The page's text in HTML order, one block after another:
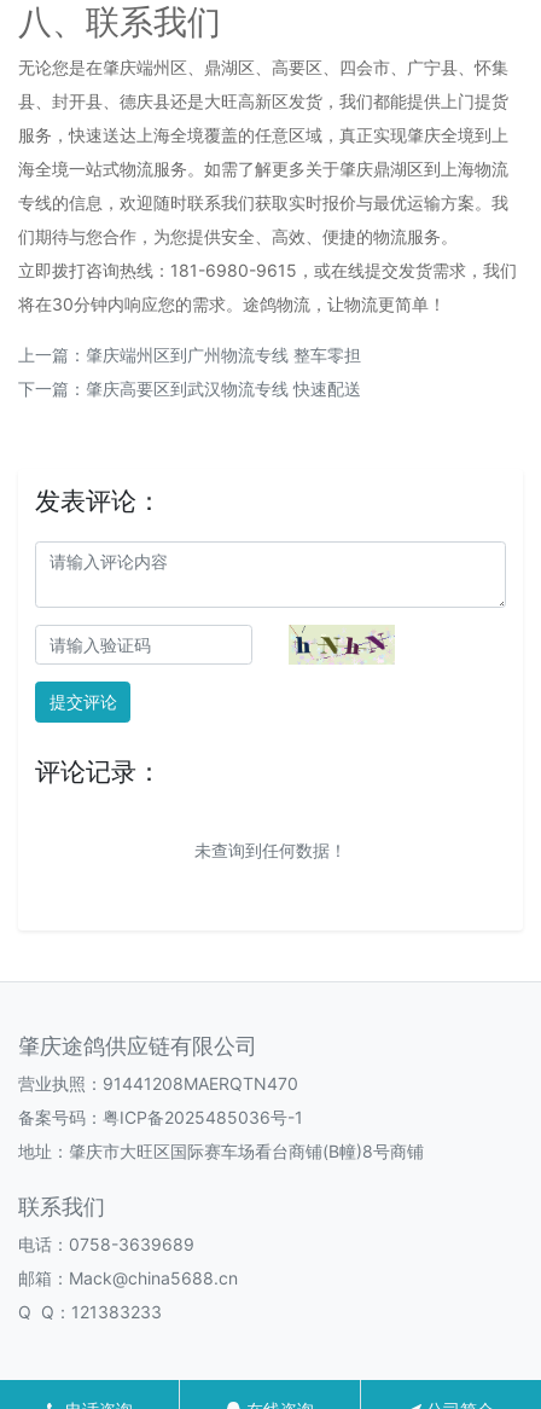
八、联系我们
无论您是在肇庆端州区、鼎湖区、高要区、四会市、广宁县、怀集
县、封开县、德庆县还是大旺高新区发货，我们都能提供上门提货
服务，快速送达上海全境覆盖的任意区域，真正实现肇庆全境到上
海全境一站式物流服务。如需了解更多关于肇庆鼎湖区到上海物流
专线的信息，欢迎随时联系我们获取实时报价与最优运输方案。我
们期待与您合作，为您提供安全、高效、便捷的物流服务。
立即拨打咨询热线：181-6980-9615，或在线提交发货需求，我们
将在30分钟内响应您的需求。途鸽物流，让物流更简单！
上一篇： 肇庆端州区到广州物流专线 整车零担
下一篇： 肇庆高要区到武汉物流专线 快速配送
发表评论：
提交评论
评论记录：
未查询到任何数据！
肇庆途鸽供应链有限公司
营业执照：91441208MAERQTN470
备案号码： 粤ICP备2025485036号-1
地址：肇庆市大旺区国际赛车场看台商铺(B幢)8号商铺
联系我们
电话：0758-3639689
邮箱：Mack@china5688.cn
Q Q：121383233